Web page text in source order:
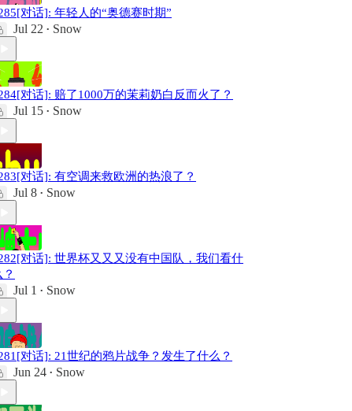
对话]: 年轻人的“奥德赛时期”
Jul 22 • Snow
对话]: 赔了1000万的茉莉奶白反而火了？
Jul 15 • Snow
对话]: 有空调来救欧洲的热浪了？
Jul 8 • Snow
对话]: 世界杯又又又没有中国队，我们看什
Jul 1 • Snow
对话]: 21世纪的鸦片战争？发生了什么？
Jun 24 • Snow